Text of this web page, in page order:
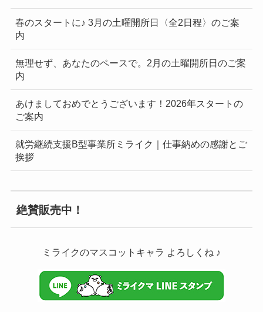
春のスタートに♪ 3月の土曜開所日〈全2日程〉のご案
内
無理せず、あなたのペースで。2月の土曜開所日のご案
内
あけましておめでとうございます！2026年スタートの
ご案内
就労継続支援B型事業所ミライク｜仕事納めの感謝とご
挨拶
絶賛販売中！
ミライクのマスコットキャラ よろしくね ♪